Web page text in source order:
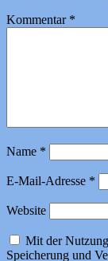
Kommentar *
Name *
E-Mail-Adresse *
Website
Mit der
Speicherung und